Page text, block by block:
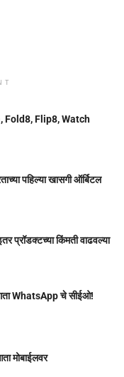
Fold8, Flip8, Watch
पहिल्या खासगी ऑर्बिटल
किंमती वाढवल्या
WhatsApp चे सीईओ!
मोबाईलवर